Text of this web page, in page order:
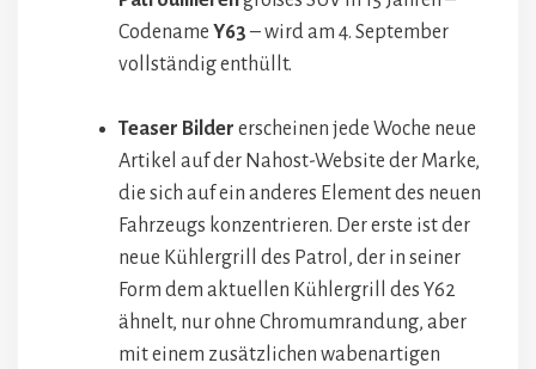
Codename Y63 – wird am 4. September
vollständig enthüllt.
Teaser Bilder erscheinen jede Woche neue
Artikel auf der Nahost-Website der Marke,
die sich auf ein anderes Element des neuen
Fahrzeugs konzentrieren. Der erste ist der
neue Kühlergrill des Patrol, der in seiner
Form dem aktuellen Kühlergrill des Y62
ähnelt, nur ohne Chromumrandung, aber
mit einem zusätzlichen wabenartigen